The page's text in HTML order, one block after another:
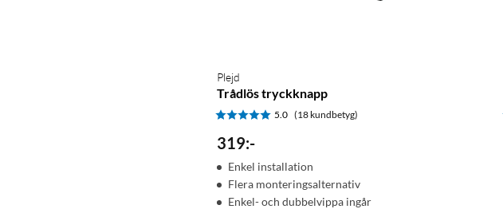
Plejd
Trådlös tryckknapp
5.0 (18 kundbetyg)
319:-
Enkel installation
Flera monteringsalternativ
Enkel- och dubbelvippa ingår